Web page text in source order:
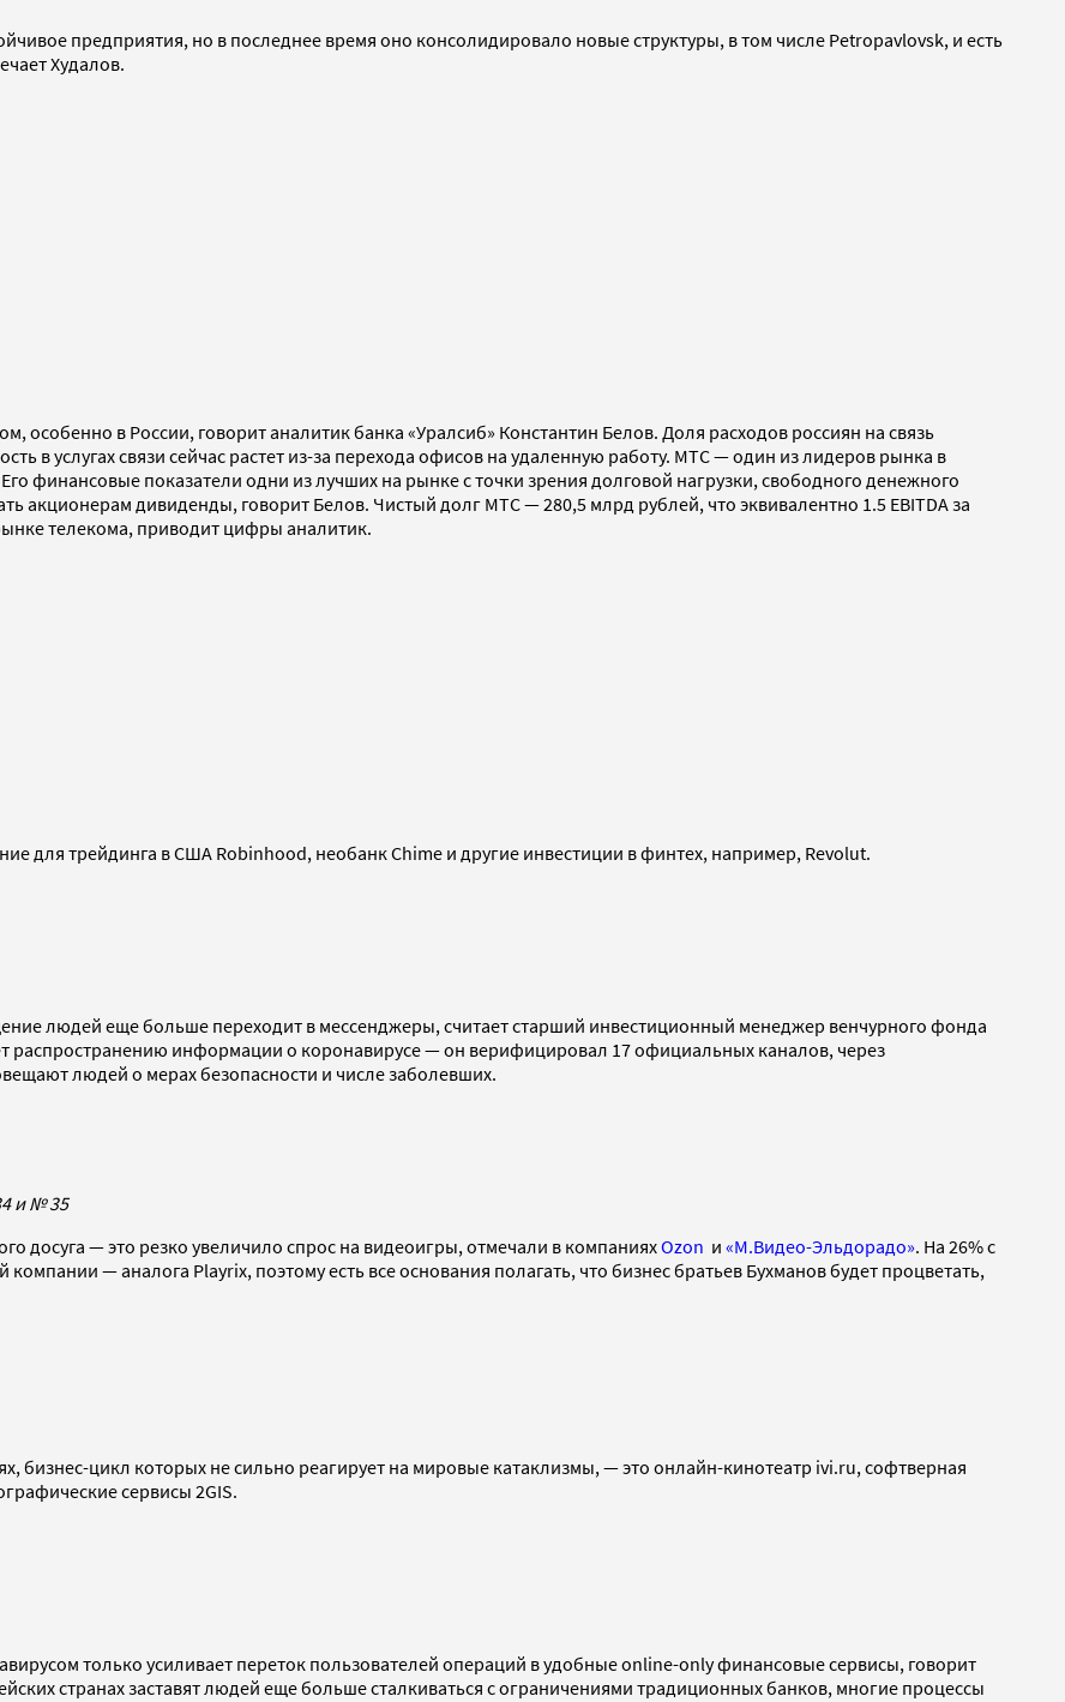
предприятия, но в последнее время оно консолидировало новые структуры, в том числе Petropavlovsk, и есть
Худалов.
особенно в России, говорит аналитик банка «Уралсиб» Константин Белов. Доля расходов россиян на связь
в услугах связи сейчас растет из-за перехода офисов на удаленную работу. МТС — один из лидеров рынка в
финансовые показатели одни из лучших на рынке с точки зрения долговой нагрузки, свободного денежного
акционерам дивиденды, говорит Белов. Чистый долг МТС — 280,5 млрд рублей, что эквивалентно 1.5 EBITDA за
телекома, приводит цифры аналитик.
для трейдинга в США Robinhood, необанк Chime и другие инвестиции в финтех, например, Revolut.
людей еще больше переходит в мессенджеры, считает старший инвестиционный менеджер венчурного фонда
распространению информации о коронавирусе — oн верифицировал 17 официальных каналов, через
людей о мерах безопасности и числе заболевших.
и № 35
досуга — это резко увеличило спрос на видеоигры, отмечали в компанияхOzon и «М.Видео-Эльдорадо». На 26% c
— аналога Playrix, поэтому есть все основания полагать, что бизнес братьев Бухманов будет процветать,
бизнес-цикл которых не сильно реагирует на мировые катаклизмы, — это онлайн-кинотеатр ivi.ru, софтверная
сервисы 2GIS.
только усиливает переток пользователей операций в удобные online-only финансовые сервисы, говорит
странах заставят людей еще больше сталкиваться с ограничениями традиционных банков, многие процессы